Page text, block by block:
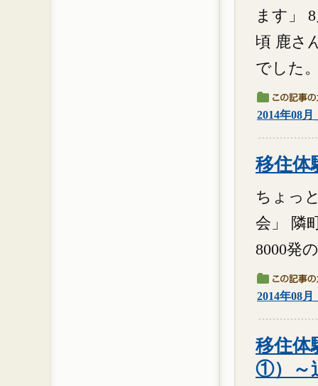
ます」
頃 鹿さ
でした
2014年08
移住体
ちょっ
会」 隣
8000発
2014年08
移住体
①）～